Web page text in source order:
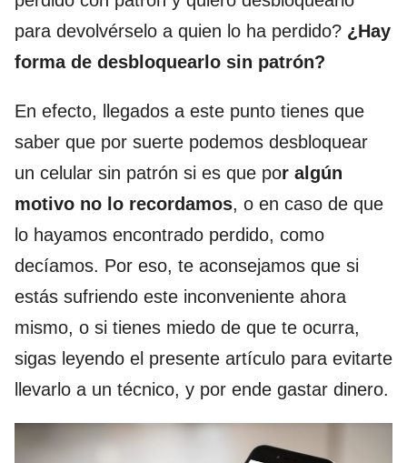
para devolvérselo a quien lo ha perdido? ¿Hay
forma de desbloquearlo sin patrón?
En efecto, llegados a este punto tienes que
saber que por suerte podemos desbloquear
un celular sin patrón si es que por algún
motivo no lo recordamos, o en caso de que
lo hayamos encontrado perdido, como
decíamos. Por eso, te aconsejamos que si
estás sufriendo este inconveniente ahora
mismo, o si tienes miedo de que te ocurra,
sigas leyendo el presente artículo para evitarte
llevarlo a un técnico, y por ende gastar dinero.